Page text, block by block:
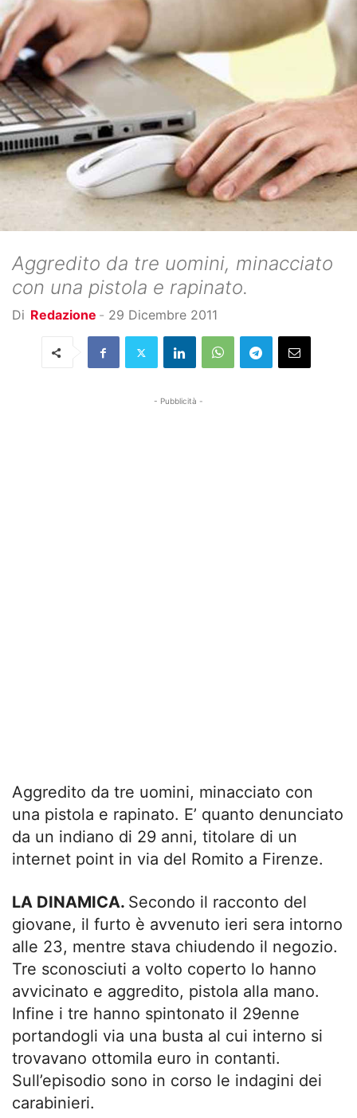
Aggredito da tre uomini, minacciato
con una pistola e rapinato.
Di Redazione - 29 Dicembre 2011
- Pubblicità -
Aggredito da tre uomini, minacciato con
una pistola e rapinato. E’ quanto denunciato
da un indiano di 29 anni, titolare di un
internet point in via del Romito a Firenze.
LA DINAMICA. Secondo il racconto del
giovane, il furto è avvenuto ieri sera intorno
alle 23, mentre stava chiudendo il negozio.
Tre sconosciuti a volto coperto lo hanno
avvicinato e aggredito, pistola alla mano.
Infine i tre hanno spintonato il 29enne
portandogli via una busta al cui interno si
trovavano ottomila euro in contanti.
Sull’episodio sono in corso le indagini dei
carabinieri.